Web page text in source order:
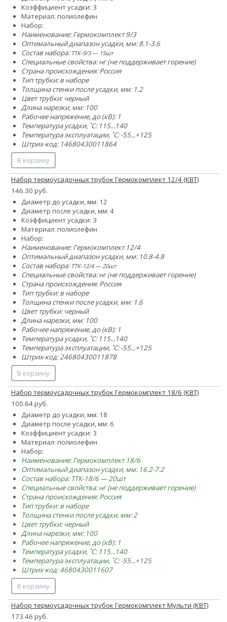
Коэффициент усадки: 3
Материал: полиолефин
Набор:
Наименование: Гермокомплект 9/3
Оптимальный диапазон усадки, мм: 8.1-3.6
Состав набора: ТТК-9/3 — 15шт
Специальные свойства: нг (не поддерживает горение)
Страна происхождения: Россия
Тип трубки: в наборе
Толщина стенки после усадки, мм: 1.2
Цвет трубки: черный
Длина нарезки, мм: 100
Рабочее напряжение, до (кВ): 1
Температура усадки, ˚С: 115...140
Температура эксплуатации, ˚С: -55...+125
Штрих-код: 14680430011864
В корзину
Набор термоусадочных трубок Гермокомплект 12/4 (КВТ)
146.30 руб.
Диаметр до усадки, мм: 12
Диаметр после усадки, мм: 4
Коэффициент усадки: 3
Материал: полиолефин
Набор:
Наименование: Гермокомплект 12/4
Оптимальный диапазон усадки, мм: 10.8-4.8
Состав набора: ТТК-12/4 — 20шт
Специальные свойства: нг (не поддерживает горение)
Страна происхождения: Россия
Тип трубки: в наборе
Толщина стенки после усадки, мм: 1.6
Цвет трубки: черный
Длина нарезки, мм: 100
Рабочее напряжение, до (кВ): 1
Температура усадки, ˚С: 115...140
Температура эксплуатации, ˚С: -55...+125
Штрих-код: 24680430011878
В корзину
Набор термоусадочных трубок Гермокомплект 18/6 (КВТ)
100.64 руб.
Диаметр до усадки, мм: 18
Диаметр после усадки, мм: 6
Коэффициент усадки: 3
Материал: полиолефин
Набор:
Наименование: Гермокомплект 18/6
Оптимальный диапазон усадки, мм: 16.2-7.2
Состав набора: ТТК-18/6 — 20шт
Специальные свойства: нг (не поддерживает горение)
Страна происхождения: Россия
Тип трубки: в наборе
Толщина стенки после усадки, мм: 2
Цвет трубки: черный
Длина нарезки, мм: 100
Рабочее напряжение, до (кВ): 1
Температура усадки, ˚С: 115...140
Температура эксплуатации, ˚С: -55...+125
Штрих-код: 4680430011607
В корзину
Набор термоусадочных трубок Гермокомплект Мульти (КВТ)
173.46 руб.